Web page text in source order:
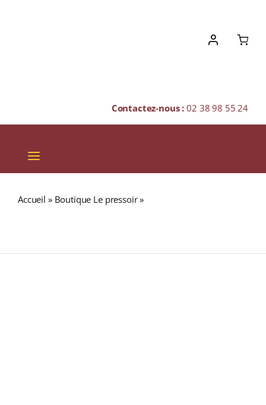
Contactez-nous :02 38 98 55 24
Toggle
Navigation
Accueil » Boutique Le pressoir»